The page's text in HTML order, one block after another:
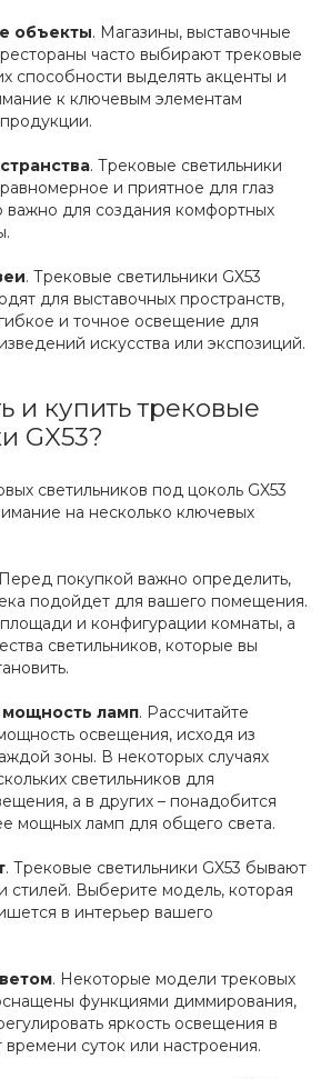
объекты. Магазины, выставочные
часто выбирают трековые
способности выделять акценты и
к ключевым элементам
. Трековые светильники
и приятное для глаз
важно для создания комфортных
. Трековые светильники GX53
для выставочных пространств,
и точное освещение для
искусства или экспозиций.
и купить трековые
GX53?
светильников под цоколь GX53
на несколько ключевых
покупкой важно определить,
подойдет для вашего помещения.
и конфигурации комнаты, а
светильников, которые вы
мощность ламп. Рассчитайте
освещения, исходя из
зоны. В некоторых случаях
светильников для
а в других – понадобится
мощных ламп для общего света.
. Трековые светильники GX53 бывают
стилей. Выберите модель, которая
в интерьер вашего
. Некоторые модели трековых
функциями диммирования,
яркость освещения в
времени суток или настроения.